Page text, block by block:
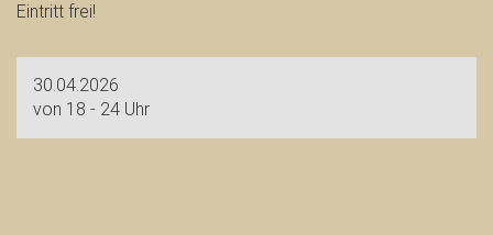
Eintritt frei!
30.04.2026
von 18 - 24 Uhr